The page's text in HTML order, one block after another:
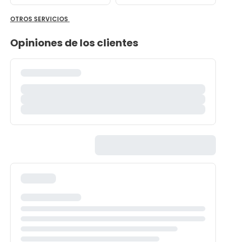
OTROS SERVICIOS
Opiniones de los clientes